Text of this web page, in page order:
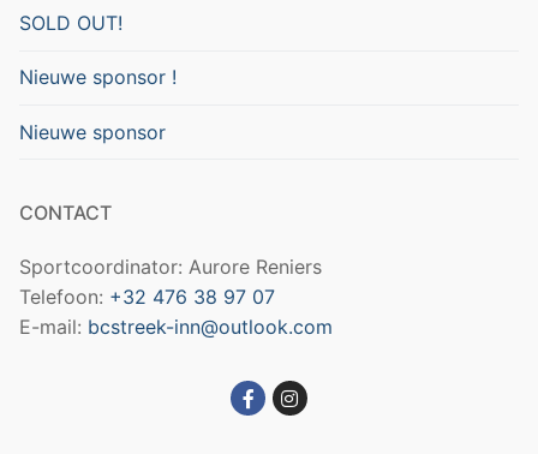
SOLD OUT!
Nieuwe sponsor !
Nieuwe sponsor
CONTACT
Sportcoordinator: Aurore Reniers
Telefoon: +32 476 38 97 07
E-mail: bcstreek-inn@outlook.com